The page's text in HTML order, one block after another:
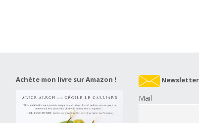
Achète mon livre sur Amazon !
Mail